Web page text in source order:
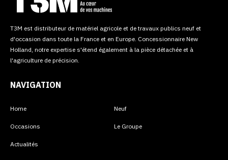
T3M est distributeur de matériel agricole et de travaux publics neuf et
d'occasion dans toute la France et en Europe. Concessionnaire New
Holland, notre expertise s'étend également à la pièce détachée et à
l'agriculture de précision.
NAVIGATION
Home Neuf
Occasions Le Groupe
Actualités